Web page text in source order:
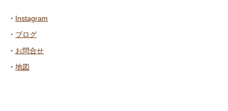
・ Instagram
・ ブログ
・ お問合せ
・ 地図